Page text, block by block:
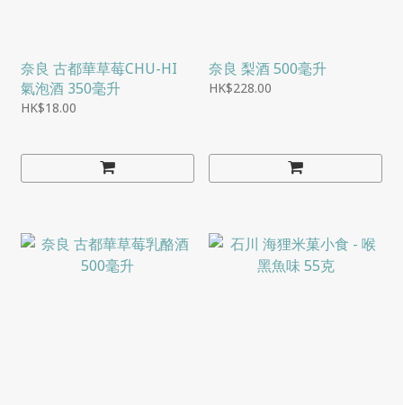
奈良 古都華草莓CHU-HI
氣泡酒 350毫升
HK$18.00
奈良 梨酒 500毫升
HK$228.00